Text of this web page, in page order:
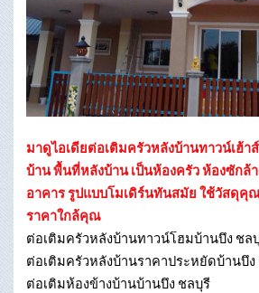
มาดูไอเดียต่อเติมครัวหลังบ้านทาวน์เฮ้า
บ้าน พื้นที่หลังบ้าน เป็นห้องครัว ห้องซักล้
อาคาร รูปแบบโมเดิร์นทันสมัย ใช้วัสดุคุ
ราคาใกล้คุณ
ต่อเติมครัวหลังบ้านทาวน์โฮมบ้านบึง ชล
ต่อเติมครัวหลังบ้านราคาประหยัดบ้านบึง
ต่อเติมห้องข้างบ้านบ้านบึง ชลบุรี